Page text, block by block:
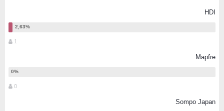
HDI
1
Mapfre
0
Sompo Japan